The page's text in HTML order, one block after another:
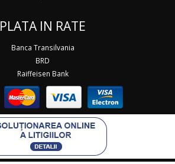
PLATA IN RATE
Banca Transilvania
BRD
Raiffeisen Bank